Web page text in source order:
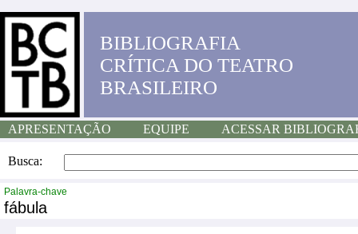
BIBLIOGRAFIA
CRÍTICA DO TEATRO
BRASILEIRO
APRESENTAÇÃO EQUIPE ACESSAR
Busca:
Palavra-chave
fábula